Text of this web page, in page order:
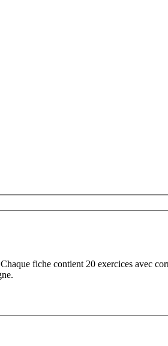
fiche contient 20 exercices avec